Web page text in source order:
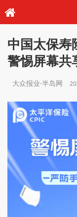
中国太保寿
警惕屏幕共
大众报业·半岛网